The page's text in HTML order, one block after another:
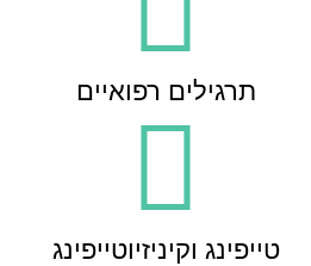
תרגילים רפואיים
טייפינג וקיניזיוטייפינג